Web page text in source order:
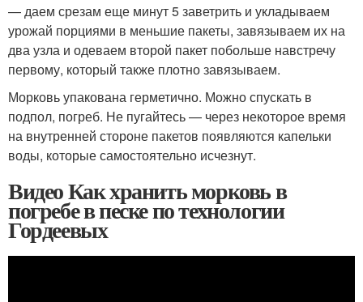
— даем срезам еще минут 5 заветрить и укладываем
урожай порциями в меньшие пакеты, завязываем их на
два узла и одеваем второй пакет побольше навстречу
первому, который также плотно завязываем.
Морковь упакована герметично. Можно спускать в
подпол, погреб. Не пугайтесь — через некоторое время
на внутренней стороне пакетов появляются капельки
воды, которые самостоятельно исчезнут.
Видео Как хранить морковь в
погребе в песке по технологии
Гордеевых